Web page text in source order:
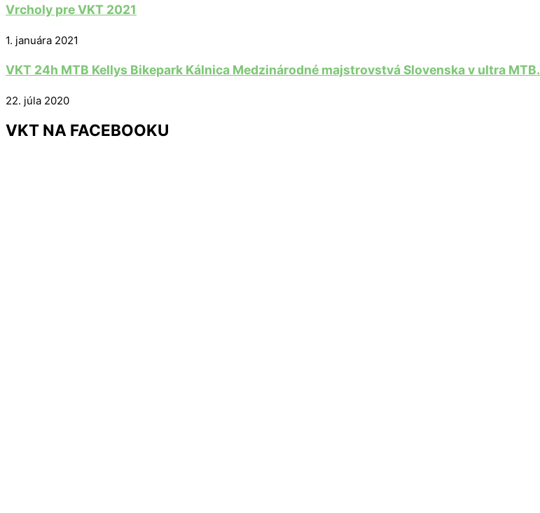
Vrcholy pre VKT 2021
1. januára 2021
VKT 24h MTB Kellys Bikepark Kálnica Medzinárodné majstrovstvá Slovenska v ultra MTB.
22. júla 2020
VKT NA FACEBOOKU